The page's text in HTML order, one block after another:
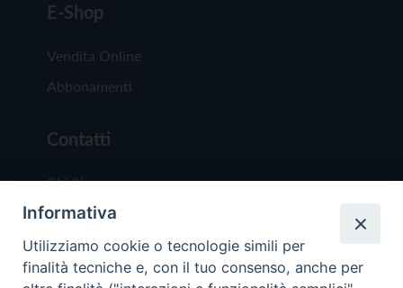
E-Shop
Vendita Online
Abbonamenti
Contatti
Chi Siamo
Redazione
Scrivici
Informativa
Utilizziamo cookie o tecnologie simili per
finalità tecniche e, con il tuo consenso, anche per